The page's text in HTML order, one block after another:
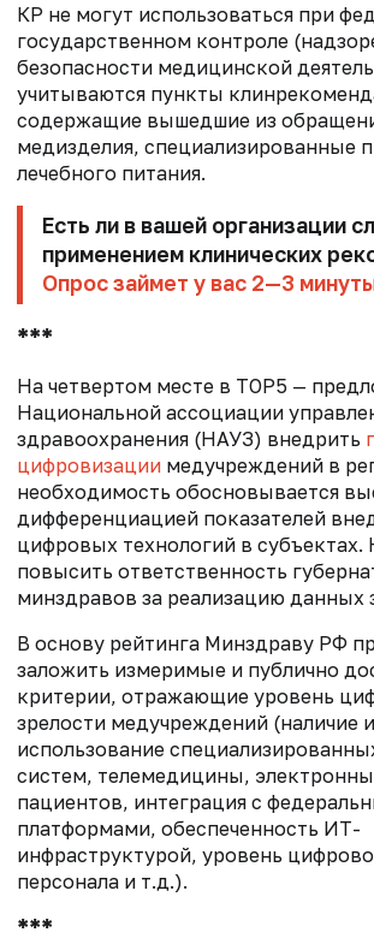
КР не могут использоваться при
государственном контроле
безопасности медицинской
учитываются пункты
содержащие вышедшие из
медизделия, специализированные
лечебного питания.
Есть ли в вашей организации
применением клинических
Опрос займет у вас 2—3
***
На четвертом месте в TOP5 —
Национальной ассоциации
здравоохранения (НАУЗ) внедрить
цифровизации медучреждений в
необходимость обосновывается
дифференциацией показателей
цифровых технологий в
повысить ответственность
минздравов за реализацию данных
В основу рейтинга Минздраву РФ
заложить измеримые и публично
критерии, отражающие уровень
зрелости медучреждений (наличие и
использование
систем, телемедицины,
пациентов, интеграция с
платформами, обеспеченность ИТ-
инфраструктурой, уровень
персонала и т.д.).
***